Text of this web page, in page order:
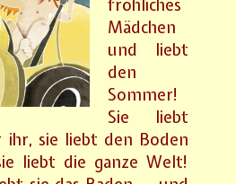
fröhliches
Mädchen
und liebt
den
Sommer!
Sie liebt
sie liebt den Boden
liebt die ganze Welt!